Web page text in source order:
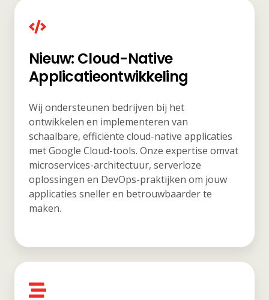
Nieuw: Cloud-Native
Applicatieontwikkeling
Wij ondersteunen bedrijven bij het
ontwikkelen en implementeren van
schaalbare, efficiënte cloud-native applicaties
met Google Cloud-tools. Onze expertise omvat
microservices-architectuur, serverloze
oplossingen en DevOps-praktijken om jouw
applicaties sneller en betrouwbaarder te
maken.